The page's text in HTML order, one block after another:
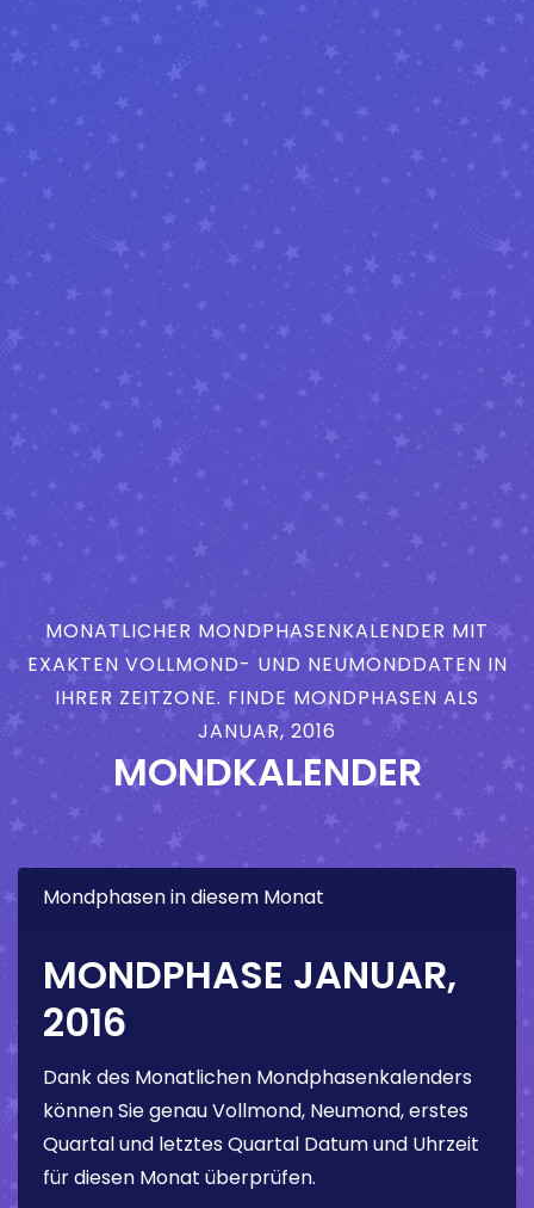
MONATLICHER MONDPHASENKALENDER MIT
EXAKTEN VOLLMOND- UND NEUMONDDATEN IN
IHRER ZEITZONE. FINDE MONDPHASEN ALS
JANUAR, 2016
MONDKALENDER
Mondphasen in diesem Monat
MONDPHASE JANUAR,
2016
Dank des Monatlichen Mondphasenkalenders
können Sie genau Vollmond, Neumond, erstes
Quartal und letztes Quartal Datum und Uhrzeit
für diesen Monat überprüfen.